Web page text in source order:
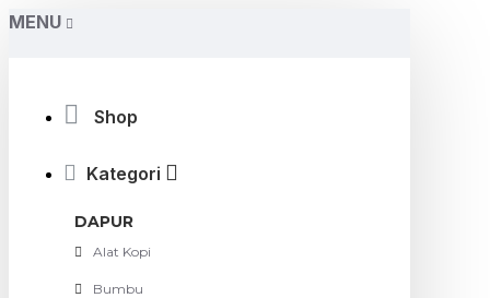
MENU
Shop
Kategori
DAPUR
Alat Kopi
Bumbu